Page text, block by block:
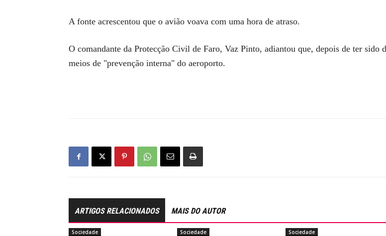
A fonte acrescentou que o avião voava com uma hora de atraso.
O comandante da Protecção Civil de Faro, Vaz Pinto, adiantou que, depois de ter sido
meios de "prevenção interna" do aeroporto.
ARTIGOS RELACIONADOS MAIS DO AUTOR
Sociedade Sociedade Sociedade